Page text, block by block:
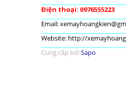
Điện thoại: 0976555223
Email:
Website: http://
Cung cấp bởi Sapo